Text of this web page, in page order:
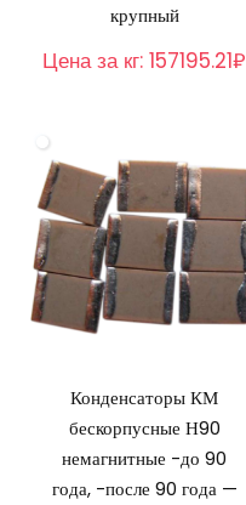
крупный
Цена за кг:157195.21₽
Конденсаторы КМ
бескорпусные Н90
немагнитные -до 90
года, -после 90 года —